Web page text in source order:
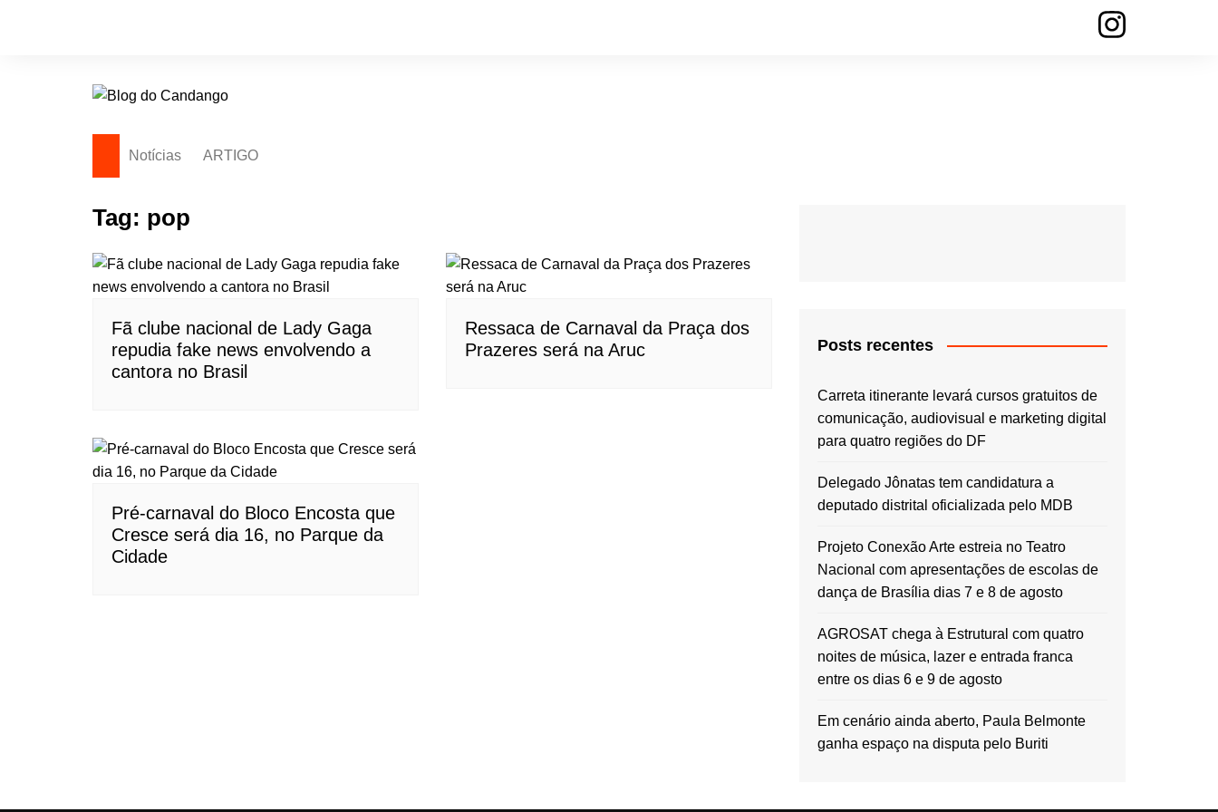
Notícias ARTIGO
Tag: pop
Fã clube nacional de Lady Gaga
repudia fake news envolvendo a
cantora no Brasil
Ressaca de Carnaval da Praça dos
Prazeres será na Aruc
Pré-carnaval do Bloco Encosta que
Cresce será dia 16, no Parque da
Cidade
Posts recentes
Carreta itinerante levará cursos gratuitos de
comunicação, audiovisual e marketing digital
para quatro regiões do DF
Delegado Jônatas tem candidatura a
deputado distrital oficializada pelo MDB
Projeto Conexão Arte estreia no Teatro
Nacional com apresentações de escolas de
dança de Brasília dias 7 e 8 de agosto
AGROSAT chega à Estrutural com quatro
noites de música, lazer e entrada franca
entre os dias 6 e 9 de agosto
Em cenário ainda aberto, Paula Belmonte
ganha espaço na disputa pelo Buriti